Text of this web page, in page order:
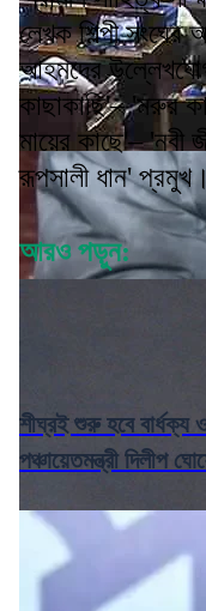
লেখক শিল্পী
আহমদের
কাছাকাছি'– 'মরুর
মায়ের কাছে'– 'নবী
রূপসালী ধান'
আরও পড়ুন:
শীঘ্রই শুরু হবে বার্ধক্য
পঞ্চায়েতমন্ত্রী দিলীপ